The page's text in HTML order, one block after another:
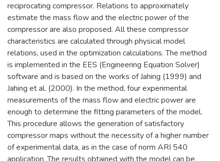
reciprocating compressor. Relations to approximately
estimate the mass flow and the electric power of the
compressor are also proposed. All these compressor
characteristics are calculated through physical model
relations, used in the optimization calculations. The method
is implemented in the EES (Engineering Equation Solver)
software and is based on the works of Jahing (1999) and
Jahing et al. (2000). In the method, four experimental
measurements of the mass flow and electric power are
enough to determine the fitting parameters of the model.
This procedure allows the generation of satisfactory
compressor maps without the necessity of a higher number
of experimental data, as in the case of norm ARI 540